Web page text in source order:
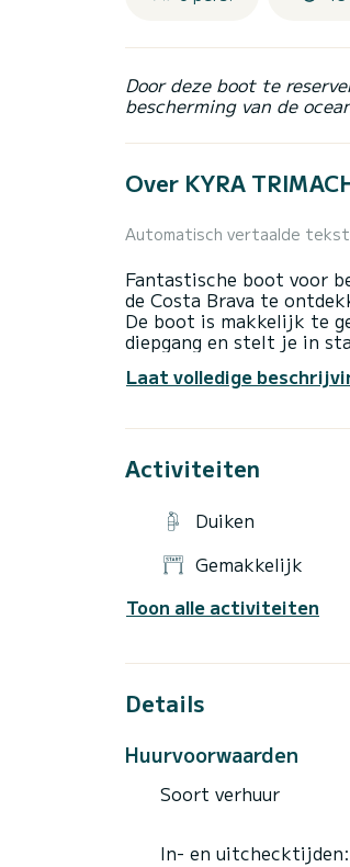
Door deze boot te
bescherming van de
Over KYRA
Automatisch vertaalde tekst
Fantastische boot voor
de Costa Brava te
De boot is makkelijk te
diepgang en stelt je in
Capaciteit voor 6
Laat volledige
Activiteiten
Duiken
Gemakkelijk
Toon alle activiteiten
Details
Huurvoorwaarden
Soort verhuur
In- en uitchecktijden: